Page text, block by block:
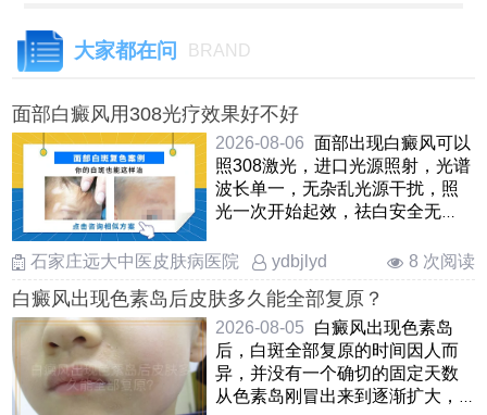
大家都在问 BRAND
面部白癜风用308光疗效果好不好
2026-08-06 面部出现白癜风可以
照308激光，进口光源照射，光谱
波长单一，无杂乱光源干扰，照
光一次开始起效，祛白安全无
的 ……
石家庄远大中医皮肤病医院 ydbjlyd 8 次阅读
白癜风出现色素岛后皮肤多久能全部复原？
2026-08-05
白癜风出现色素岛
后，白斑全部复原的时间因人而
异，并没有一个确切的固定天数
从色素岛刚冒出来到逐渐扩大，